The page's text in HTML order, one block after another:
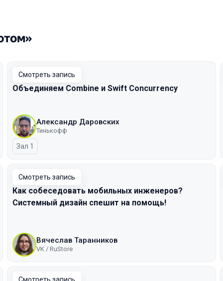
Смотреть запись
Объединяем Combine и Swift Concurrency
Александр Даровских
Тинькофф
Зал 1
Смотреть запись
Как собеседовать мобильных инженеров?
Системный дизайн спешит на помощь!
Вячеслав Таранников
VK / RuStore